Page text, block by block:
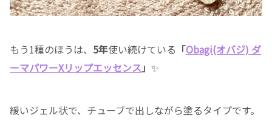
もう1種のほうは、 5年使い続けている 「Obagi(オバジ) ダ
ーマパワーXリップエッセンス 」 ✨
緩いジェル状で、チューブで出しながら塗るタイプです。